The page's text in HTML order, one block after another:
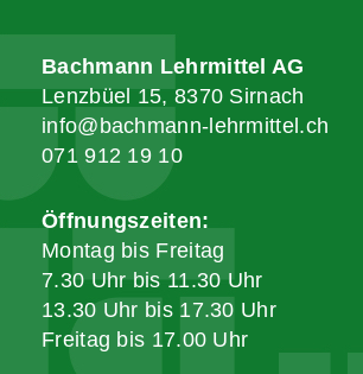
Bachmann Lehrmittel AG
Lenzbüel 15, 8370 Sirnach
info@bachmann-lehrmittel.ch
071 912 19 10
Öffnungszeiten:
Montag bis Freitag
7.30 Uhr bis 11.30 Uhr
13.30 Uhr bis 17.30 Uhr
Freitag bis 17.00 Uhr